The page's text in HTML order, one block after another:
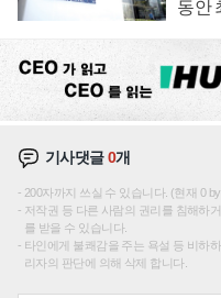
동안
기사댓글0개
200자까지 쓰실 수 있습니다. (현재 0
저작권 등 다른 사람의 권리를 침해하
를 받을 수 있습니다.
타인에게 불쾌감을 주는 욕설 등 비하
리자의 판단에 의해 삭제 합니다.